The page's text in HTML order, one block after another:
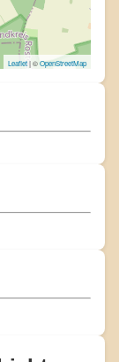
Leaflet| ©OpenStreetMap